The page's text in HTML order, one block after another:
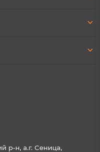
р-н, а.г. Сеница,